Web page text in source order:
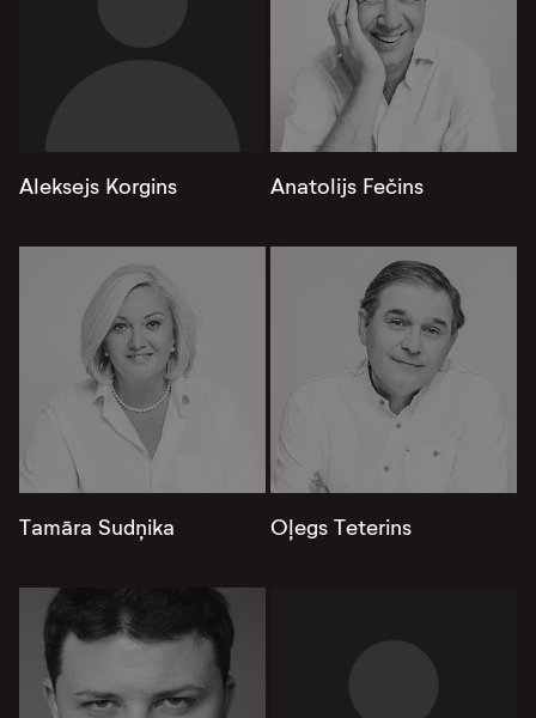
Aleksejs Korgins Anatolijs Fečins
Tamāra Sudņika Oļegs Teterins